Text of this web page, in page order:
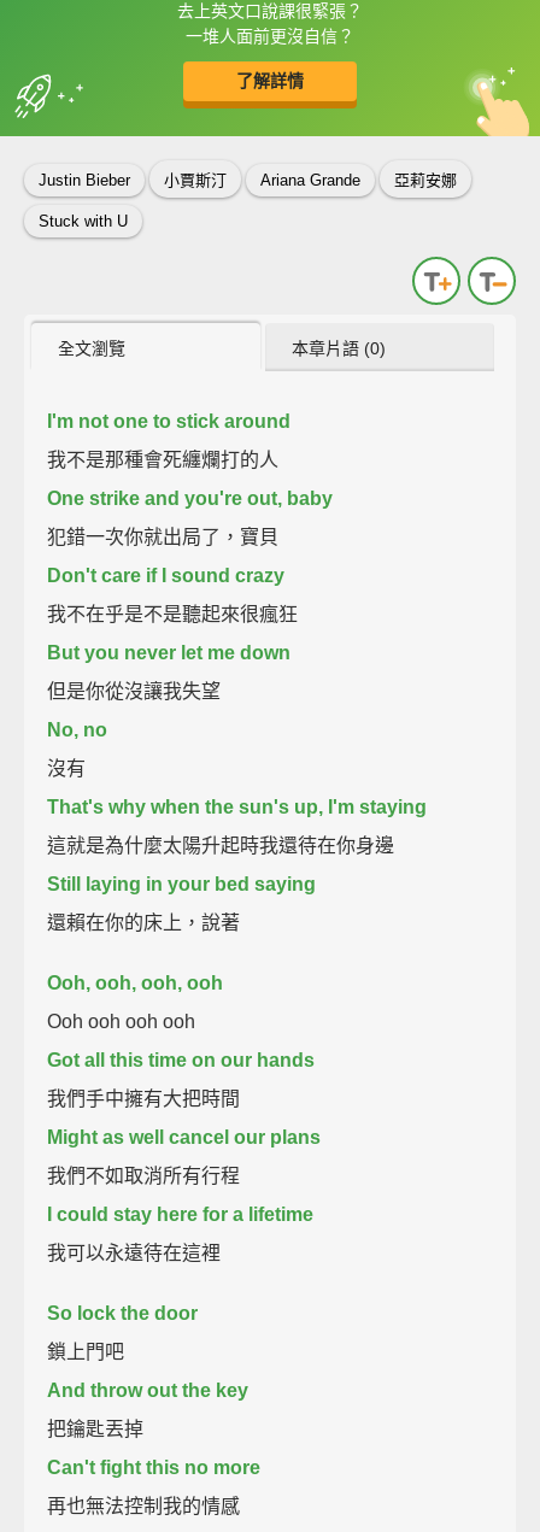
去上英文口說課很緊張？
一堆人面前更沒自信？
了解詳情
框選或點兩下字幕可以直接查字典喔！
收錄佳句 中
英
Justin Bieber 小賈斯汀 Ariana Grande 亞莉安娜
Stuck with U
全文瀏覽 本章片語 (0)
I'm not one to stick around
我不是那種會死纏爛打的人
One strike and you're out, baby
犯錯一次你就出局了，寶貝
Don't care if I sound crazy
我不在乎是不是聽起來很瘋狂
But you never let me down
但是你從沒讓我失望
No, no
沒有
That's why when the sun's up, I'm staying
這就是為什麼太陽升起時我還待在你身邊
Still laying in your bed saying
還賴在你的床上，說著
Ooh, ooh, ooh, ooh
Ooh ooh ooh ooh
Got all this time on our hands
我們手中擁有大把時間
Might as well cancel our plans
我們不如取消所有行程
I could stay here for a lifetime
我可以永遠待在這裡
So lock the door
鎖上門吧
And throw out the key
把鑰匙丟掉
Can't fight this no more
再也無法控制我的情感